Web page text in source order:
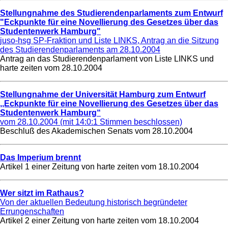
Stellungnahme des Studierendenparlaments zum Entwurf
"Eckpunkte für eine Novellierung des Gesetzes über das
Studentenwerk Hamburg"
juso-hsg SP-Fraktion und Liste LINKS, Antrag an die Sitzung
des Studierendenparlaments am 28.10.2004
Antrag an das Studierendenparlament von Liste LINKS und
harte zeiten vom 28.10.2004
Stellungnahme der Universität Hamburg zum Entwurf
,,Eckpunkte für eine Novellierung des Gesetzes über das
Studentenwerk Hamburg“
vom 28.10.2004 (mit 14:0:1 Stimmen beschlossen)
Beschluß des Akademischen Senats vom 28.10.2004
Das Imperium brennt
Artikel 1 einer Zeitung von harte zeiten vom 18.10.2004
Wer sitzt im Rathaus?
Von der aktuellen Bedeutung historisch begründeter
Errungenschaften
Artikel 2 einer Zeitung von harte zeiten vom 18.10.2004